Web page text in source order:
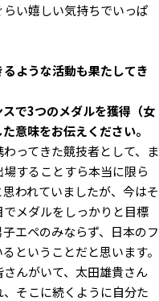
い嬉しい気持ちでいっぱ
ような活動も果たしてき
スで3つのメダルを獲得（女
意味をお伝えください。
ってきた競技者として、ま
することすら本当に限ら
われていましたが、今はそ
メダルをしっかりと目標
エペのみならず、日本のフ
ということだと思います。
んがいて、太田雄貴さん
そこに続くように自分た